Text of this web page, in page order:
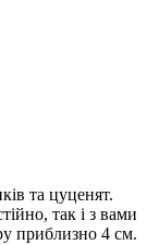
та цуценят.
так і з вами
приблизно 4 см.